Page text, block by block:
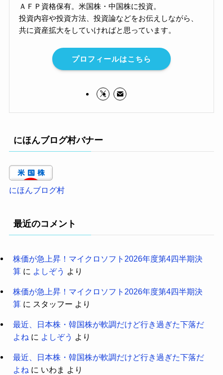
ＡＦＰ資格保有。米国株・中国株に投資。
投資内容や投資方法、投資論などをお伝えしながら、
共に資産拡大をしていければと思っています。
プロフィールはこちら
にほんブログ村バナー
にほんブログ村
最近のコメント
株価が急上昇！マイクロソフト2026年度第4四半期決
算に よしぞう より
株価が急上昇！マイクロソフト2026年度第4四半期決
算に スタッフー より
最近、日本株・韓国株が軟調だけど行き過ぎた下落だ
よね に よしぞう より
最近、日本株・韓国株が軟調だけど行き過ぎた下落だ
よね に いわま より